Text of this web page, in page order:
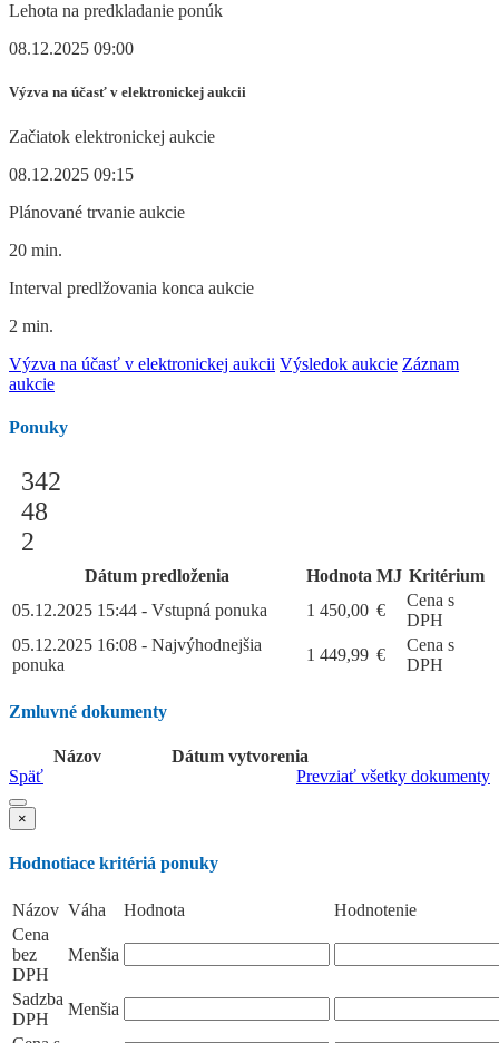
Lehota na predkladanie ponúk
08.12.2025 09:00
Výzva na účasť v elektronickej aukcii
Začiatok elektronickej aukcie
08.12.2025 09:15
Plánované trvanie aukcie
20 min.
Interval predlžovania konca aukcie
2 min.
Výzva na účasť v elektronickej aukcii Výsledok aukcie Záznam
aukcie
Ponuky
342
48
2
Dátum predloženia Hodnota MJ Kritérium
05.12.2025 15:44 - Vstupná ponuka
1 450,00 €
Cena s
DPH
05.12.2025 16:08 - Najvýhodnejšia
ponuka
1 449,99 €
Cena s
DPH
Zmluvné dokumenty
Názov
Dátum vytvorenia
Prevziať všetky dokumenty
Späť
×
Hodnotiace kritériá ponuky
Názov Váha Hodnota
Hodnotenie
Cena
bez
DPH
Menšia
Sadzba
DPH
Menšia